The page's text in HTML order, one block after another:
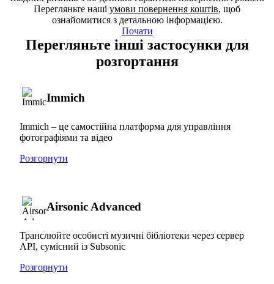
Перегляньте наші умови повернення коштів, щоб
ознайомитися з детальною інформацією.
Почати
Перегляньте інші застосунки для
розгортання
Immich
Immich – це самостійна платформа для управління
фотографіями та відео
Розгорнути
Airsonic Advanced
Транслюйте особисті музичні бібліотеки через сервер
API, сумісний із Subsonic
Розгорнути